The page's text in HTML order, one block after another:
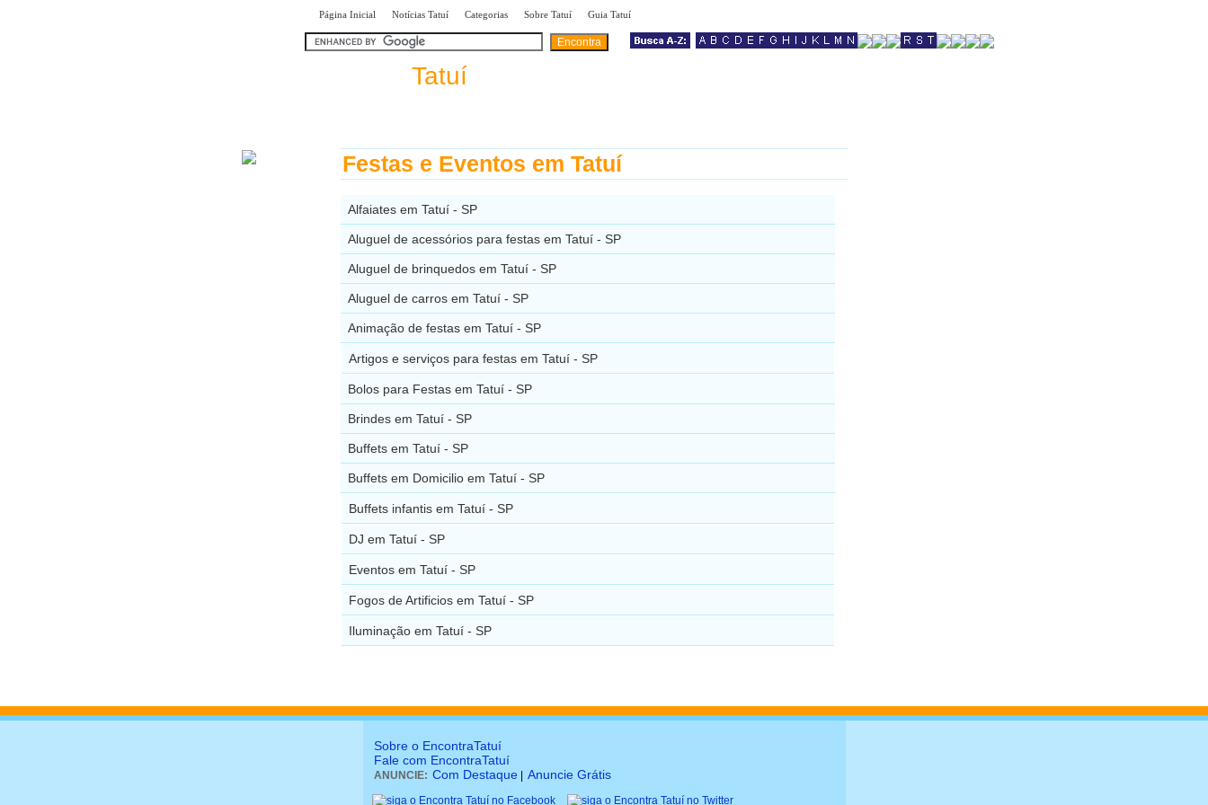
Página Inicial Notícias Tatuí Categorias Sobre Tatuí Guia Tatuí
Tatuí
Festas e Eventos em Tatuí
Alfaiates em Tatuí - SP
Aluguel de acessórios para festas em Tatuí - SP
Aluguel de brinquedos em Tatuí - SP
Aluguel de carros em Tatuí - SP
Animação de festas em Tatuí - SP
Artigos e serviços para festas em Tatuí - SP
Bolos para Festas em Tatuí - SP
Brindes em Tatuí - SP
Buffets em Tatuí - SP
Buffets em Domicilio em Tatuí - SP
Buffets infantis em Tatuí - SP
DJ em Tatuí - SP
Eventos em Tatuí - SP
Fogos de Artificios em Tatuí - SP
Iluminação em Tatuí - SP
Sobre o EncontraTatuí
Fale com EncontraTatuí
ANUNCIE: Com Destaque Anuncie Grátis